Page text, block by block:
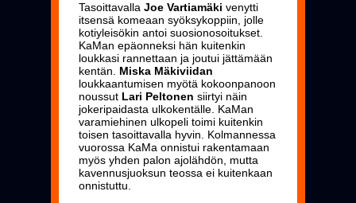
Tasoittavalla Joe Vartiamäki venytti
itsensä komeaan syöksykoppiin, jolle
kotiyleisökin antoi suosionosoitukset.
KaMan epäonneksi hän kuitenkin
loukkasi rannettaan ja joutui jättämään
kentän. Miska Mäkiviidan
loukkaantumisen myötä kokoonpanoon
noussut Lari Peltonen siirtyi näin
jokeripaidasta ulkokentälle. KaMan
varamiehinen ulkopeli toimi kuitenkin
toisen tasoittavalla hyvin. Kolmannessa
vuorossa KaMa onnistui rakentamaan
myös yhden palon ajolähdön, mutta
kavennusjuoksun teossa ei kuitenkaan
onnistuttu.